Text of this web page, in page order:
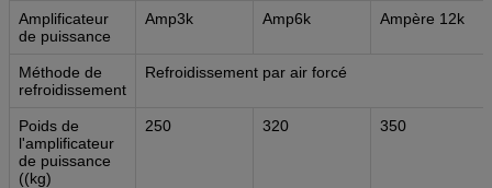
Amplificateur
de puissance
Amp3k Amp6k Ampère 12k
Méthode de
refroidissement
Refroidissement par air forcé
Poids de
l'amplificateur
de puissance
((kg)
250 320 350